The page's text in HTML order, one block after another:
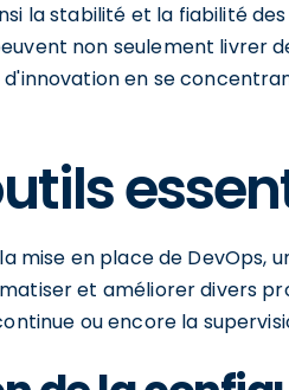
la stabilité et la fiabilité
non seulement livrer
en se
mise en place de DevOps,
et améliorer divers
ou encore la